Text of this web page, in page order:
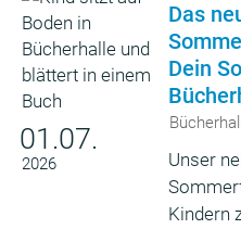
01.07.
2026
Das
Dein
Unser
Kindern